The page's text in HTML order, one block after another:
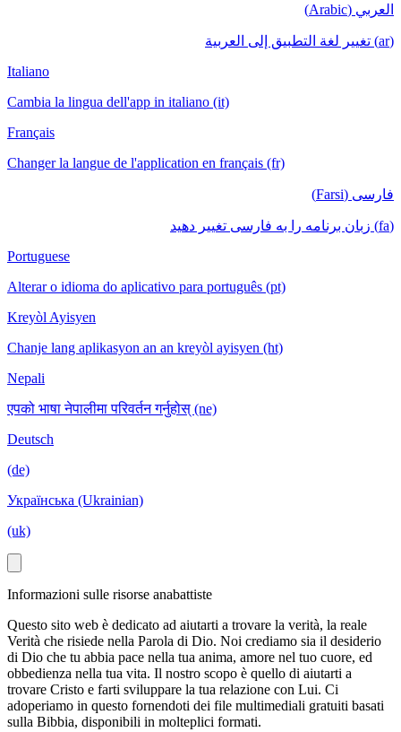
العربي (Arabic)
(ar) تغيير لغة التطبيق إلى العربية
Italiano
Cambia la lingua dell'app in italiano (it)
Français
Changer la langue de l'application en français (fr)
فارسی (Farsi)
(fa) زبان برنامه را به فارسی تغییر دهید
Portuguese
Alterar o idioma do aplicativo para português (pt)
Kreyòl Ayisyen
Chanje lang aplikasyon an an kreyòl ayisyen (ht)
Nepali
एपको भाषा नेपालीमा परिवर्तन गर्नुहोस् (ne)
Deutsch
(de)
Українська (Ukrainian)
(uk)
Informazioni sulle risorse anabattiste
Questo sito web è dedicato ad aiutarti a trovare la verità, la reale
Verità che risiede nella Parola di Dio. Noi crediamo sia il desiderio
di Dio che tu abbia pace nella tua anima, amore nel tuo cuore, ed
obbedienza nella tua vita. Il nostro scopo è quello di aiutarti a
trovare Cristo e farti sviluppare la tua relazione con Lui. Ci
adoperiamo in questo fornendoti dei file multimediali gratuiti basati
sulla Bibbia, disponibili in molteplici formati.